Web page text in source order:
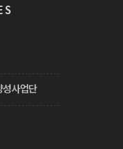
사업단